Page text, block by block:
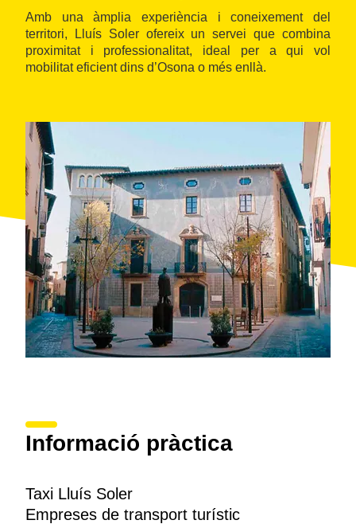
Amb una àmplia experiència i coneixement del
territori, Lluís Soler ofereix un servei que combina
proximitat i professionalitat, ideal per a qui vol
mobilitat eficient dins d’Osona o més enllà.
Informació pràctica
Taxi Lluís Soler
Empreses de transport turístic